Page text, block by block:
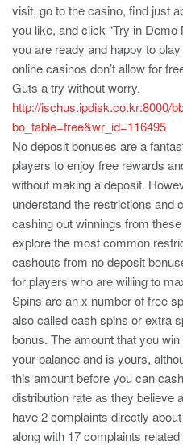
visit, go to the casino, find just
you like, and click “Try in
you are ready and happy to
online casinos don’t allow for
Guts a try without worry.
http://ischus.ipdisk.co.kr:8000/
bo_table=free&wr_id=116495
No deposit bonuses are a
players to enjoy free rewards
without making a deposit.
understand the restrictions and
cashing out winnings from
explore the most common
cashouts from no deposit
for players who are willing to
Spins are an x number of free
also called cash spins or extra
bonus. The amount that you
your balance and is yours,
this amount before you can
distribution rate as they believe
have 2 complaints directly
along with 17 complaints